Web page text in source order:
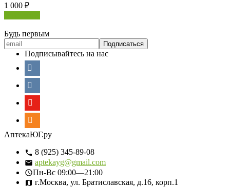
1 000 ₽
Будь первым
Подписывайтесь на нас
АптекаЮГ.ру
8 (925) 345-89-08
aptekayg@gmail.com
Пн-Вс 09:00—21:00
г.Москва, ул. Братиславская, д.16, корп.1